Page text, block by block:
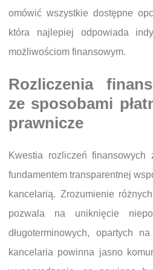
omówić wszystkie dostępne
która najlepiej odpowiada
możliwościom finansowym.
Rozliczenia
ze sposobami
prawnicze
Kwestia rozliczeń finansowych
fundamentem transparentnej
kancelarią. Zrozumienie
pozwala na uniknięcie
długoterminowych, opartych
kancelaria powinna jasno